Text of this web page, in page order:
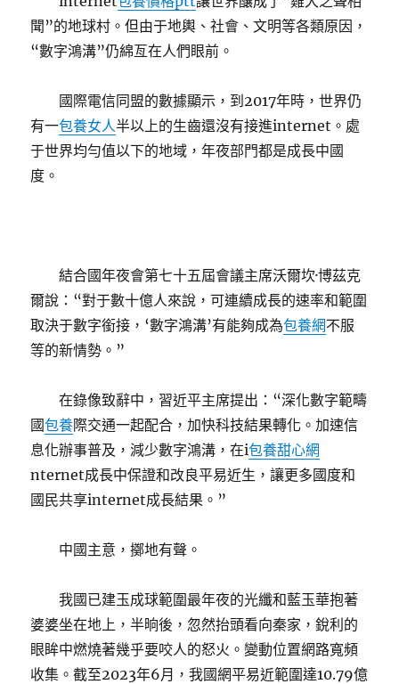
聞”的地球村。但由于地輿、社會、文明等各類原因，
“數字鴻溝”仍綿亙在人們眼前。
國際電信同盟的數據顯示，到2017年時，世界仍
有一包養女人半以上的生齒還沒有接進internet。處
于世界均勻值以下的地域，年夜部門都是成長中國
度。
結合國年夜會第七十五屆會議主席沃爾坎·博茲克
爾說：“對于數十億人來說，可連續成長的速率和範圍
取決于數字銜接，‘數字鴻溝’有能夠成為包養網不服
等的新情勢。”
在錄像致辭中，習近平主席提出：“深化數字範疇
國包養際交通一起配合，加快科技結果轉化。加速信
息化辦事普及，減少數字鴻溝，在i包養甜心網
nternet成長中保證和改良平易近生，讓更多國度和
國民共享internet成長結果。”
中國主意，擲地有聲。
我國已建玉成球範圍最年夜的光纖和藍玉華抱著
婆婆坐在地上，半晌後，忽然抬頭看向秦家，銳利的
眼眸中燃燒著幾乎要咬人的怒火。變動位置網路寬頻
收集。截至2023年6月，我國網平易近範圍達10.79億